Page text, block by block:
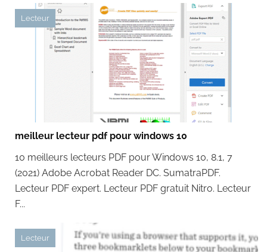
Lecteur
meilleur lecteur pdf pour windows 10
10 meilleurs lecteurs PDF pour Windows 10, 8.1, 7
(2021) Adobe Acrobat Reader DC. SumatraPDF.
Lecteur PDF expert. Lecteur PDF gratuit Nitro. Lecteur
F...
Lecteur